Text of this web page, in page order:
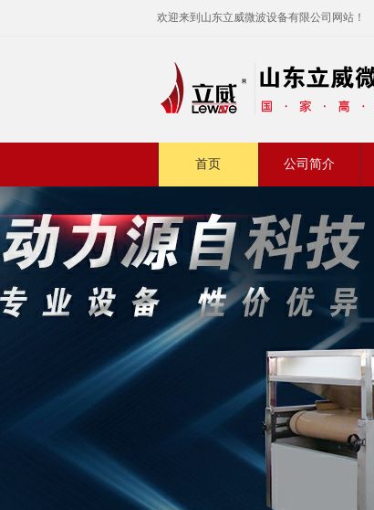
欢迎来到山东立威微波设备有限公司网站！
首页 公司简介